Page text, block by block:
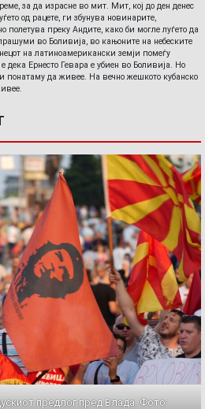
за да израсне во мит. Мит, кој до ден денес
од рацете, ги збунува новинарите,
полетува преку Андите, како би могле луѓето да
во Боливија, во кањоните на небеските
на латиноамерикански земји помеѓу
дека Ернесто Гевара е убиен во Боливија. Но
понатаму да живее. На вечно жешкото кубанско
предлог пред Влада. Фото: